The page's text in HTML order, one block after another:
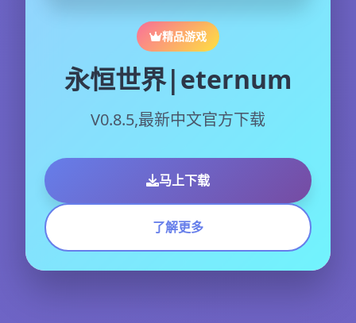
精品游戏
永恒世界|eternum
V0.8.5,最新中文官方下载
马上下载
了解更多